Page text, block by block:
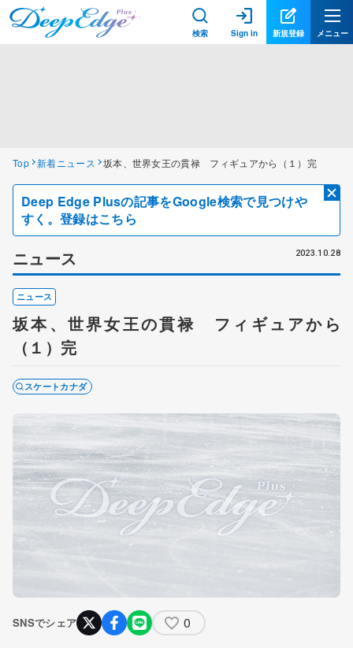
検索 Sign in 新規登録 メニュー
Top 新着ニュース 坂本、世界女王の貫禄 フィギュアから（１）完
Deep Edge Plusの記事をGoogle検索で見つけや
すく。登録はこちら
ニュース 2023.10.28
ニュース
坂本、世界女王の貫禄 フィギュアから
（１）完
スケートカナダ
SNSでシェア 0